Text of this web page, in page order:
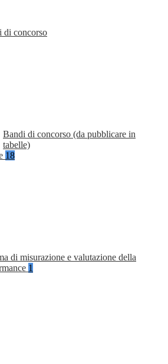
di concorso
Bandi di concorso (da pubblicare in
tabelle)
18
di misurazione e valutazione della
1